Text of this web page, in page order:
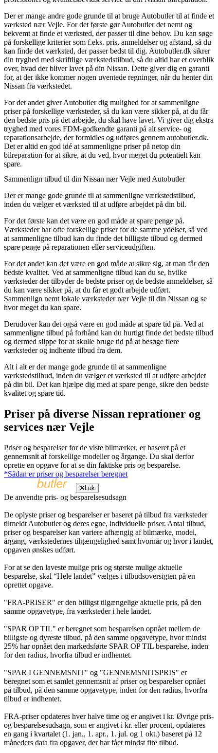
Der er mange andre gode grunde til at bruge Autobutler til at finde et
værksted nær Vejle. For det første gør Autobutler det nemt og
bekvemt at finde et værksted, der passer til dine behov. Du kan søge
på forskellige kriterier som f.eks. pris, anmeldelser og afstand, så du
kan finde det værksted, der passer bedst til dig. Autobutler.dk sikrer
din tryghed med skriftlige værkstedstilbud, så du altid har et overblik
over, hvad der bliver lavet på din Nissan. Dette giver dig en garanti
for, at der ikke kommer nogen uventede regninger, når du henter din
Nissan fra værkstedet.
For det andet giver Autobutler dig mulighed for at sammenligne
priser på forskellige værksteder, så du kan være sikker på, at du får
den bedste pris på det arbejde, du skal have lavet. Vi giver dig ekstra
tryghed med vores FDM-godkendte garanti på alt service- og
reparationsarbejde, der formidles og udføres gennem autobutler.dk.
Det er altid en god idé at sammenligne priser på netop din
bilreparation for at sikre, at du ved, hvor meget du potentielt kan
spare.
Sammenlign tilbud til din Nissan nær Vejle med Autobutler
Der er mange gode grunde til at sammenligne værkstedstilbud,
inden du vælger et værksted til at udføre arbejdet på din bil.
For det første kan det være en god måde at spare penge på.
Værksteder har ofte forskellige priser for de samme ydelser, så ved
at sammenligne tilbud kan du finde det billigste tilbud og dermed
spare penge på reparationen eller serviceudgiften.
For det andet kan det være en god måde at sikre sig, at man får den
bedste kvalitet. Ved at sammenligne tilbud kan du se, hvilke
værksteder der tilbyder de bedste priser og de bedste anmeldelser, så
du kan være sikker på, at du får et godt arbejde udført.
Sammenlign nemt lokale værksteder nær Vejle til din Nissan og se
hvor meget du kan spare.
Derudover kan det også være en god måde at spare tid på. Ved at
sammenligne tilbud på forhånd kan du hurtigt finde det bedste tilbud
og dermed slippe for at skulle bruge tid på at besøge flere
værksteder og indhente tilbud fra dem.
Alt i alt er der mange gode grunde til at sammenligne
værkstedstilbud, inden du vælger et værksted til at udføre arbejdet
på din bil. Det kan hjælpe dig med at spare penge, sikre den bedste
kvalitet og spare tid.
Priser på diverse Nissan reprationer og
services nær Vejle
Priser og besparelser for de viste bilmærker, er baseret på et
gennemsnit af forskellige modeller og årgange. Du skal derfor
oprette en opgave for at se din faktiske pris og besparelse.
*Sådan er priser og besparelser beregnet
Luk
De anvendte pris- og besparelsesudsagn
De oplyste priser og besparelser er baseret på tilbud fra værksteder
tilmeldt Autobutler og deres egne, individuelle priser. Antal tilbud,
priser og besparelser kan variere afhængig af bilmærke, model,
årgang, værkstedernes tilgængelighed samt hvornår og hvor i landet,
opgaven ønskes udført.
For at se den laveste mulige pris og største mulige aktuelle
besparelse, skal “Hele landet” vælges i tilbudsoversigten på en
oprettet opgave.
"FRA-PRISER" er den billigst tilgængelige aktuelle pris, på den
samme opgavetype, fra værksteder i hele landet.
"SPAR OP TIL" er beregnet som besparelsen opnået mellem de
billigste og dyreste tilbud, på den samme opgavetype, hvor mindst
25% har opnået den markedsførte SPAR OP TIL besparelse, inden
for den radius, hvorfra tilbud er indhentet.
"SPAR I GENNEMSNIT" og "GENNEMSNITSPRIS" er
beregnet som et samlet gennemsnit af priser og besparelser opnået
på tilbud, på den samme opgavetype, inden for den radius, hvorfra
tilbud er indhentet.
FRA-priser opdateres hver halve time og er angivet i kr. Øvrige pris-
og besparelsesudsagn, som er angivet i kr. eller procent, opdateres
en gang i kvartalet (1. jan., 1. apr., 1. jul. og 1 okt.) baseret på 12
måneders data fra opgaver, der har fået mindst fire tilbud.